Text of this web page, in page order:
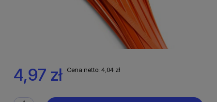
4,97 zł Cena netto: 4,04 zł